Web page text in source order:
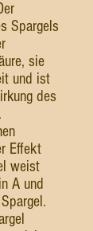
Spargels
sie
und ist
des
Effekt
weist
A und